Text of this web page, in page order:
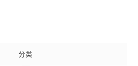
分类